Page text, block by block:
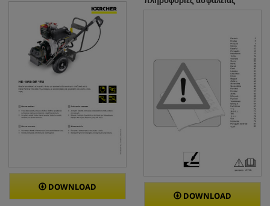
DOWNLOAD
DOWNLOAD